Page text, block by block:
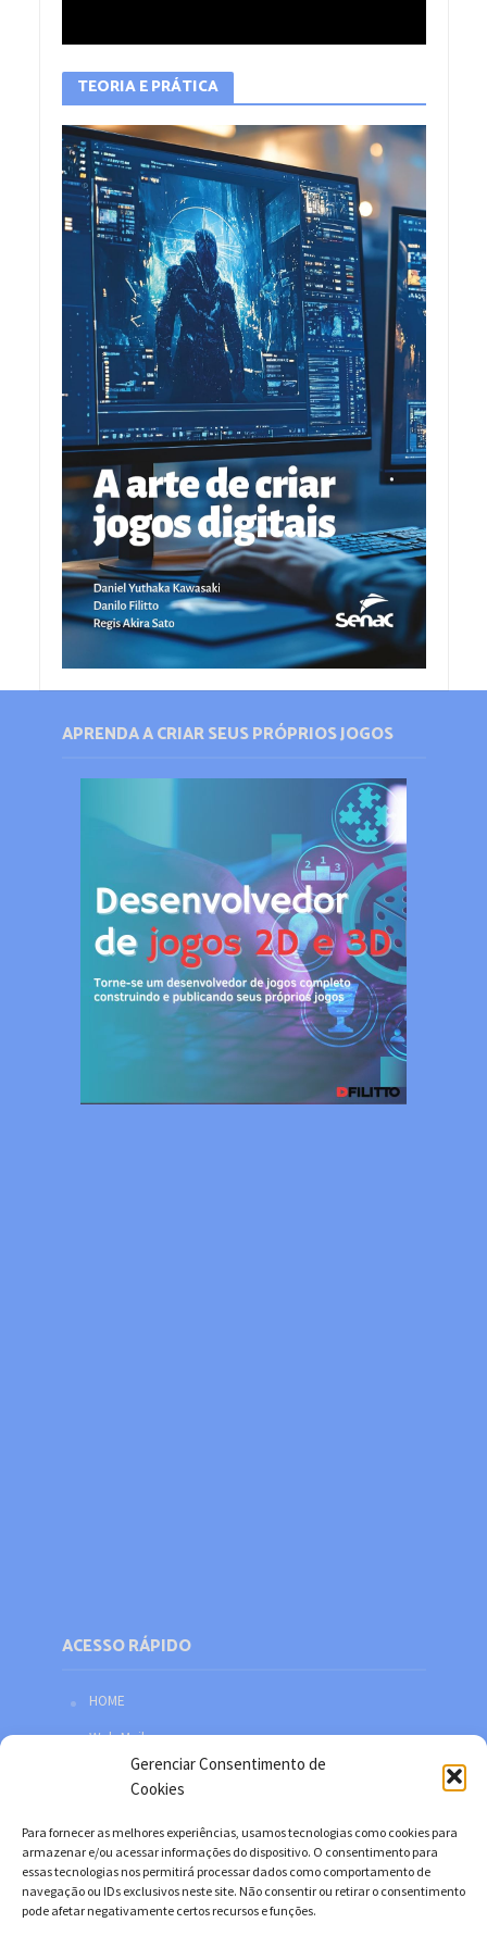
Gerenciar Consentimento de
Cookies
Para fornecer as melhores experiências, usamos tecnologias como cookies para
armazenar e/ou acessar informações do dispositivo. O consentimento para
essas tecnologias nos permitirá processar dados como comportamento de
navegação ou IDs exclusivos neste site. Não consentir ou retirar o consentimento
pode afetar negativamente certos recursos e funções.
TEORIA E PRÁTICA
APRENDA A CRIAR SEUS PRÓPRIOS JOGOS
ACESSO RÁPIDO
HOME
Web Mail
Política de privacidade
Facebook
Twitter
YouTube